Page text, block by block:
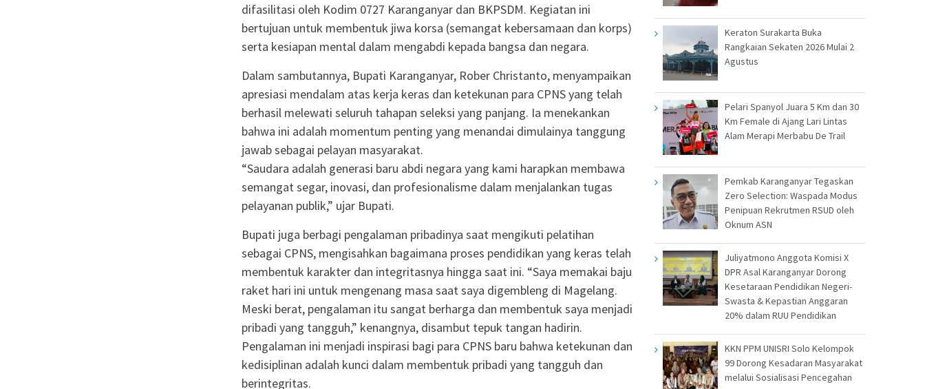
difasilitasi oleh Kodim 0727 Karanganyar dan BKPSDM. Kegiatan ini
bertujuan untuk membentuk jiwa korsa (semangat kebersamaan dan korps)
serta kesiapan mental dalam mengabdi kepada bangsa dan negara.
Dalam sambutannya, Bupati Karanganyar, Rober Christanto, menyampaikan
apresiasi mendalam atas kerja keras dan ketekunan para CPNS yang telah
berhasil melewati seluruh tahapan seleksi yang panjang. Ia menekankan
bahwa ini adalah momentum penting yang menandai dimulainya tanggung
jawab sebagai pelayan masyarakat.
“Saudara adalah generasi baru abdi negara yang kami harapkan membawa
semangat segar, inovasi, dan profesionalisme dalam menjalankan tugas
pelayanan publik,” ujar Bupati.
Bupati juga berbagi pengalaman pribadinya saat mengikuti pelatihan
sebagai CPNS, mengisahkan bagaimana proses pendidikan yang keras telah
membentuk karakter dan integritasnya hingga saat ini. “Saya memakai baju
raket hari ini untuk mengenang masa saat saya digembleng di Magelang.
Meski berat, pengalaman itu sangat berharga dan membentuk saya menjadi
pribadi yang tangguh,” kenangnya, disambut tepuk tangan hadirin.
Pengalaman ini menjadi inspirasi bagi para CPNS baru bahwa ketekunan dan
kedisiplinan adalah kunci dalam membentuk pribadi yang tangguh dan
berintegritas.
Keraton Surakarta Buka
Rangkaian Sekaten 2026 Mulai 2
Agustus
Pelari Spanyol Juara 5 Km dan 30
Km Female di Ajang Lari Lintas
Alam Merapi Merbabu De Trail
Pemkab Karanganyar Tegaskan
Zero Selection: Waspada Modus
Penipuan Rekrutmen RSUD oleh
Oknum ASN
Juliyatmono Anggota Komisi X
DPR Asal Karanganyar Dorong
Kesetaraan Pendidikan Negeri-
Swasta & Kepastian Anggaran
20% dalam RUU Pendidikan
KKN PPM UNISRI Solo Kelompok
99 Dorong Kesadaran Masyarakat
melalui Sosialisasi Pencegahan